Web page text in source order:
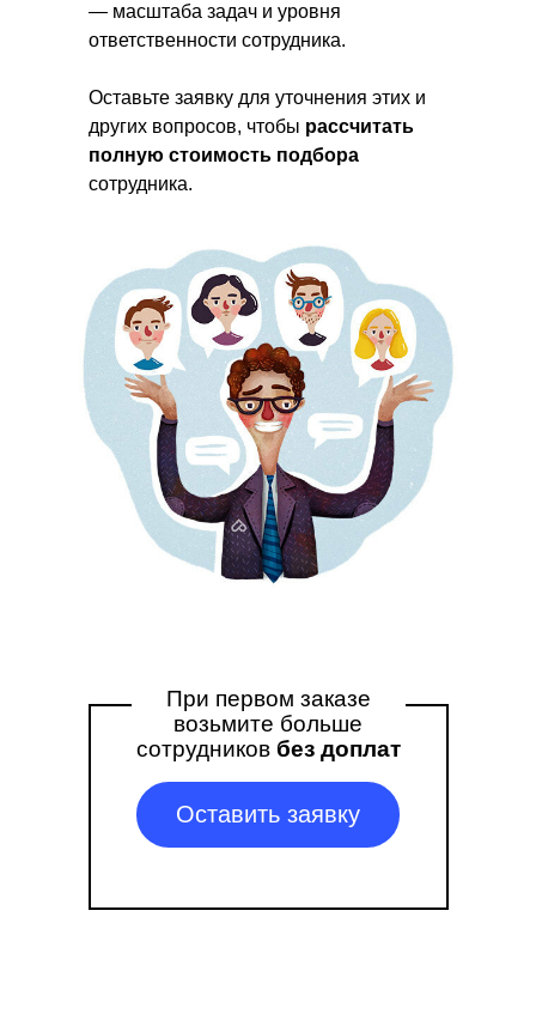
— масштаба задач и уровня
ответственности сотрудника.
Оставьте заявку для уточнения этих и
других вопросов, чтобы рассчитать
полную стоимость подбора
сотрудника.
Оставить заявку
При первом заказе
возьмите больше
сотрудников без доплат